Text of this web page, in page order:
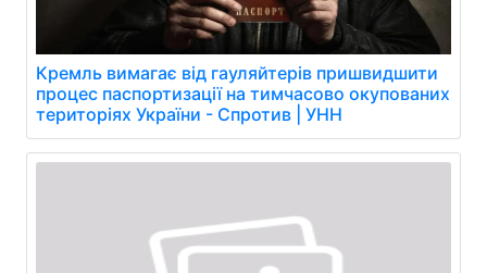
Кремль вимагає від гауляйтерів пришвидшити
процес паспортизації на тимчасово окупованих
територіях України - Спротив | УНН